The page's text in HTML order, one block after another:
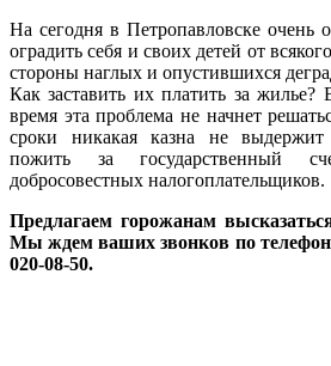
На сегодня в Петропавловске очень
оградить себя и своих детей от
стороны наглых и опустившихся
Как заставить их платить за
время эта проблема не начнет
сроки никакая казна не выдержит
пожить за государственный
добросовестных налогоплательщиков.
Предлагаем горожанам
Мы ждем ваших звонков по
020-08-50.